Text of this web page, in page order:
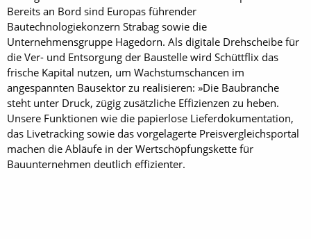
Bereits an Bord sind Europas führender
Bautechnologiekonzern Strabag sowie die
Unternehmensgruppe Hagedorn. Als digitale Drehscheibe für
die Ver- und Entsorgung der Baustelle wird Schüttflix das
frische Kapital nutzen, um Wachstumschancen im
angespannten Bausektor zu realisieren: »Die Baubranche
steht unter Druck, zügig zusätzliche Effizienzen zu heben.
Unsere Funktionen wie die papierlose Lieferdokumentation,
das Livetracking sowie das vorgelagerte Preisvergleichsportal
machen die Abläufe in der Wertschöpfungskette für
Bauunternehmen deutlich effizienter.